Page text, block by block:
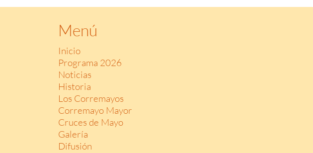
Menú
Inicio
Programa 2026
Noticias
Historia
Los Corremayos
Corremayo Mayor
Cruces de Mayo
Galería
Difusión